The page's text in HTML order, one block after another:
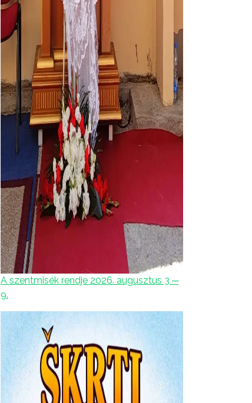
A szentmisék rendje 2026. augusztus 3 ─
9.